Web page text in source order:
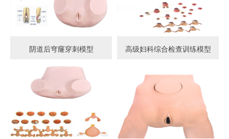
阴道后穹窿穿刺模型 高级妇科综合检查训练模型